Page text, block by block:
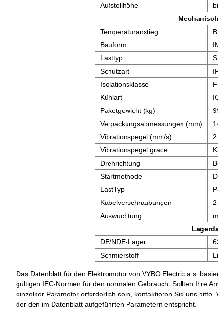
Aufstellhöhe
Temperaturanstieg
B
Bauform
Lasttyp
Schutzart
Isolationsklasse
F
Kühlart
Paketgewicht (kg)
Verpackungsabmessungen (mm)
Vibrationspegel (mm/s)
Vibrationspegel grade
Drehrichtung
Startmethode
LastTyp
Kabelverschraubungen
Auswuchtung
DE/NDE-Lager
Schmierstoff
Das Datenblatt für den Elektromotor von VYBO Electric a.s.
gültigen IEC-Normen für den normalen Gebrauch. Sollten Ihre
einzelner Parameter erforderlich sein, kontaktieren Sie uns
der den im Datenblatt aufgeführten Parametern entspricht.